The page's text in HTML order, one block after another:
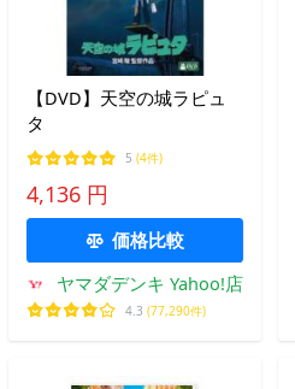
【DVD】天空の城ラピュ
タ
5 (4件)
4,136 円
価格比較
ヤマダデンキ Yahoo!店
4.3 (77,290件)